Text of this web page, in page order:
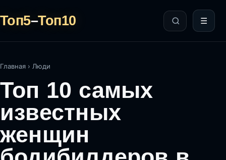
Топ5–Топ10 ☰
Главная › Люди
Топ 10 самых
известных
женщин